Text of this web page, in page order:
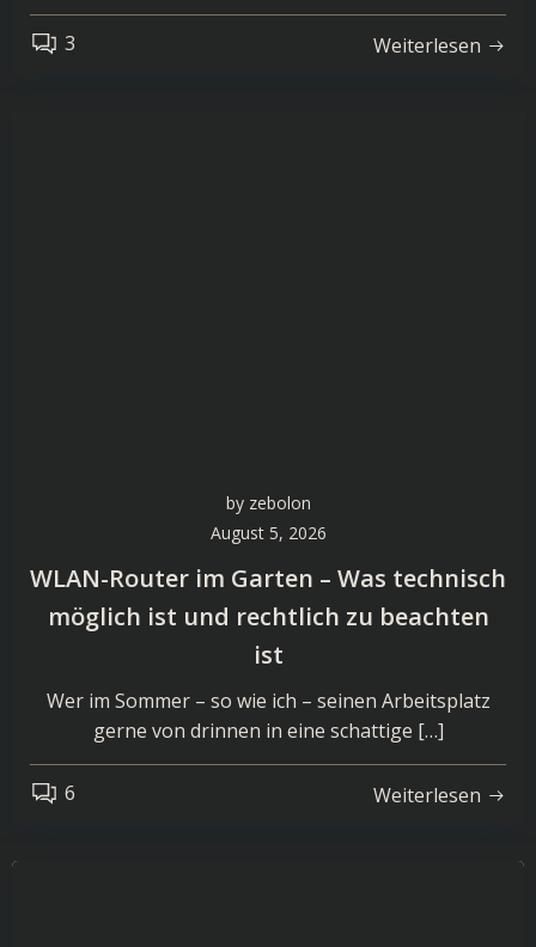
3 Weiterlesen
by zebolon
August 5, 2026
WLAN-Router im Garten – Was technisch
möglich ist und rechtlich zu beachten
ist
Wer im Sommer – so wie ich – seinen Arbeitsplatz
gerne von drinnen in eine schattige […]
6 Weiterlesen